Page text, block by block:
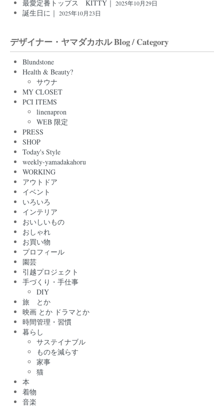
最愛定番トップス KITTY｜ 2025年10月29日
誕生日に｜ 2025年10月23日
デザイナー・ヤマダカホル Blog / Category
Blundstone
Health & Beauty?
サウナ
MY CLOSET
PCI ITEMS
linenapron
WEB 限定
PRESS
SHOP
Today's Style
weekly-yamadakahoru
WORKING
アウトドア
イベント
いろいろ
インテリア
おいしいもの
おしゃれ
お買い物
プロフィール
園芸
引越プロジェクト
手づくり・手仕事
DIY
旅 とか
映画 とか ドラマとか
時間管理・習慣
暮らし
サステイナブル
ものを減らす
家事
猫
本
着物
音楽